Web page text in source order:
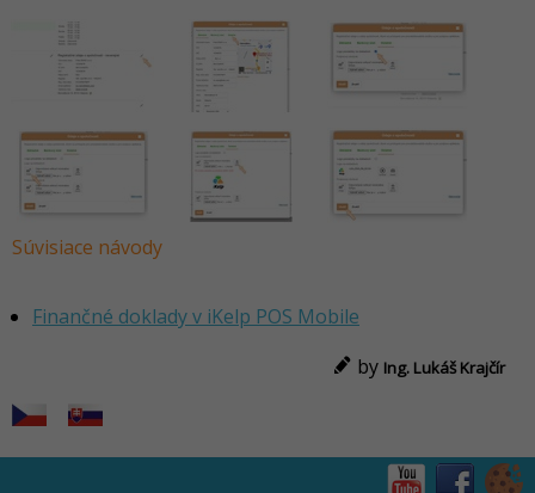
Súvisiace návody
Finančné doklady v iKelp POS Mobile
by Ing. Lukáš Krajčír